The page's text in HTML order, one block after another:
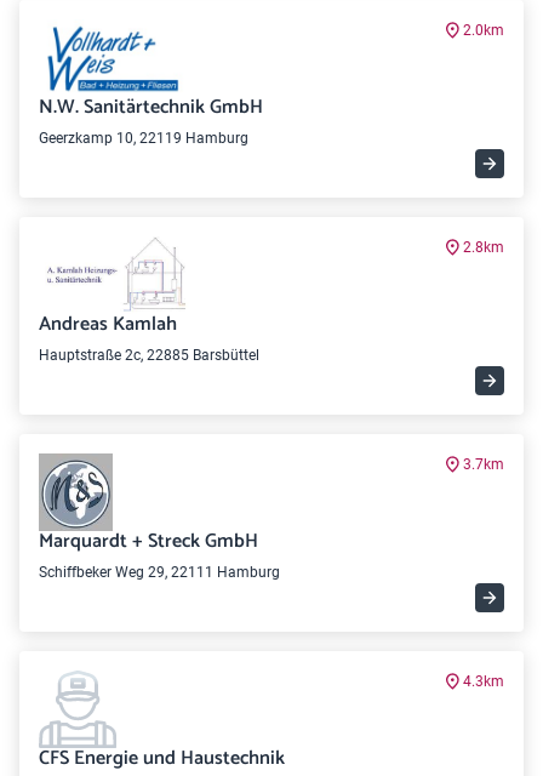
2.0km
N.W. Sanitärtechnik GmbH
Geerzkamp 10, 22119 Hamburg
2.8km
Andreas Kamlah
Hauptstraße 2c, 22885 Barsbüttel
3.7km
Marquardt + Streck GmbH
Schiffbeker Weg 29, 22111 Hamburg
4.3km
CFS Energie und Haustechnik